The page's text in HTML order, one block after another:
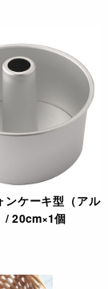
ンケーキ型（アル
/ 20cm×1個